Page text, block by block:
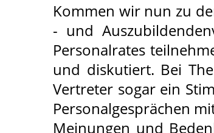
Kommen wir nun zu
- und
Personalrates
und diskutiert. Bei
Vertreter sogar ein
Personalgesprächen
Meinungen und